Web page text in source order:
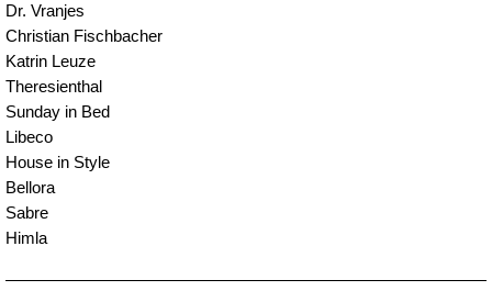
Dr. Vranjes
Christian Fischbacher
Katrin Leuze
Theresienthal
Sunday in Bed
Libeco
House in Style
Bellora
Sabre
Himla